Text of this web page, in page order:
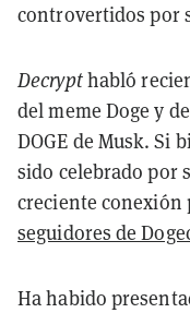
controvertidos por
Decrypthabló
del meme Doge y
DOGE de Musk. Si
sido celebrado por
creciente conexión
seguidores de
Ha habido